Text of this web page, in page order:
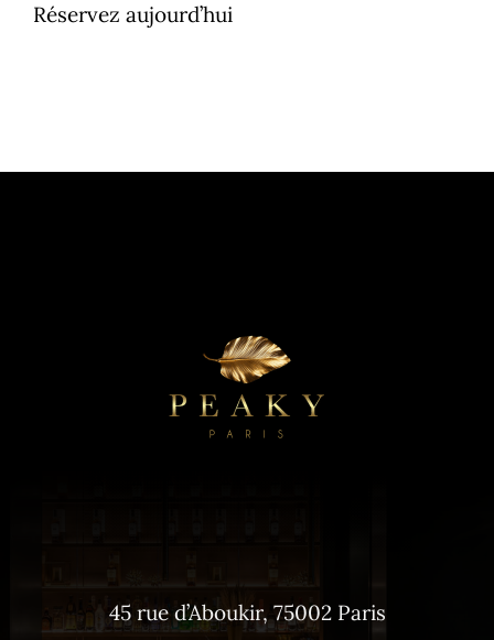
Réservez aujourd’hui
45 rue d’Aboukir, 75002 Paris